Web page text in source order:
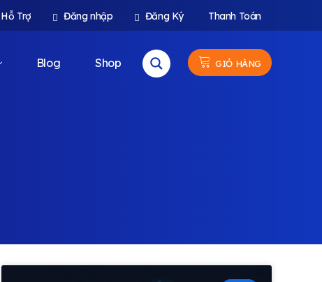
Trợ Đăng nhập Đăng Ký Thanh Toán
Blog Shop GIỎ HÀNG